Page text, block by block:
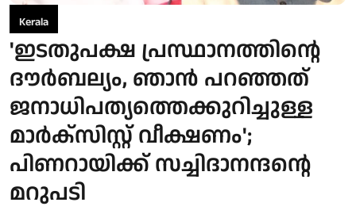
Kerala
'ഇടതുപക്ഷ പ്രസ്ഥാനത്തിന്റെ
ദൗര്‍ബല്യം, ഞാന്‍ പറഞ്ഞത്
ജനാധിപത്യത്തെക്കുറിച്ചുള്ള
മാര്‍ക്‌സിസ്റ്റ് വീക്ഷണം';
പിണറായിക്ക് സച്ചിദാനന്ദന്റെ
മറുപടി